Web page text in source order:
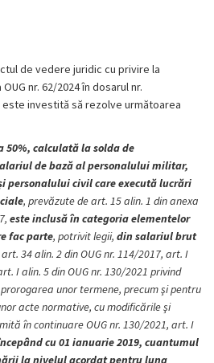
de vedere juridic cu privire la
nr. 62/2024 în dosarul nr.
este investită să rezolve următoarea
50%, calculată la solda de
de bază al personalului militar,
personalului civil care execută lucrări
, prevăzute de art. 15 alin. 1 din anexa
este inclusă în categoria elementelor
fac parte, potrivit legii, din salariul brut
34 alin. 2 din OUG nr. 114/2017, art. I
I alin. 5 din OUG nr. 130/2021 privind
unor termene, precum şi pentru
acte normative, cu modificările şi
în continuare OUG nr. 130/2021, art. I
cu 01 ianuarie 2019, cuantumul
la nivelul acordat pentru luna